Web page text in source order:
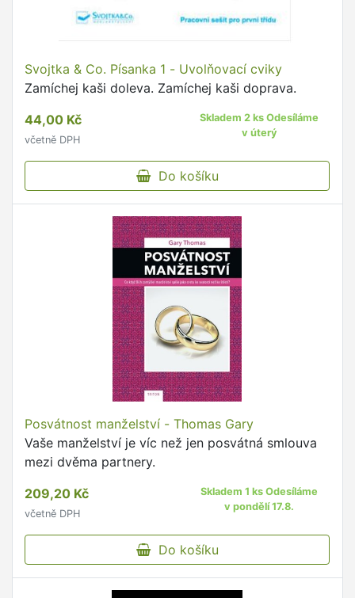
Svojtka & Co. Písanka 1 - Uvolňovací cviky
Zamíchej kaši doleva. Zamíchej kaši doprava.
44,00 Kč
včetně DPH
Skladem 2 ks Odesíláme
v úterý
Do košíku
Posvátnost manželství - Thomas Gary
Vaše manželství je víc než jen posvátná smlouva
mezi dvěma partnery.
209,20 Kč
včetně DPH
Skladem 1 ks Odesíláme
v pondělí 17.8.
Do košíku